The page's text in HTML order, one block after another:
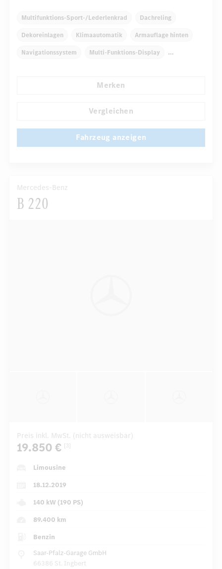
Multifunktions-Sport-/Lederlenkrad Dachreling
Dekoreinlagen Klimaautomatik Armauflage hinten
Navigationssystem Multi-Funktions-Display
Merken
Vergleichen
Fahrzeug anzeigen
Mercedes-Benz
B 220
Preis inkl. MwSt. (nicht ausweisbar)
19.850 € [3]
Limousine
18.12.2019
140 kW (190 PS)
89.400 km
Benzin
Saar-Pfalz-Garage GmbH
66386 St. Ingbert